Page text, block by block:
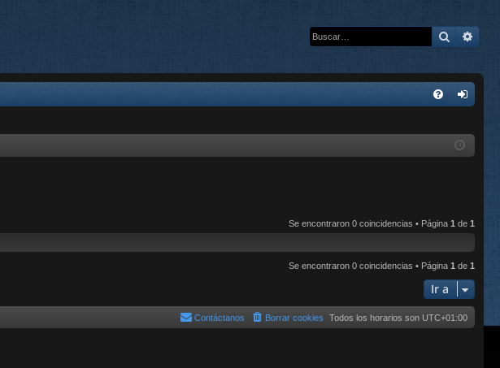
Buscar
nti
Se encontraron 0 coincidencias • Página 1 de 1
Se encontraron 0 coincidencias • Página 1 de 1
Ir a
Todos los horarios son UTC+01:00
Borrar cookies
Contáctanos